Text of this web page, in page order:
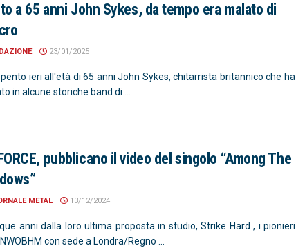
a 65 anni John Sykes, da tempo era malato di
23/01/2025
ieri all'età di 65 anni John Sykes, chitarrista britannico che ha
in alcune storiche band di ...
pubblicano il video del singolo “Among The
METAL 13/12/2024
anni dalla loro ultima proposta in studio, Strike Hard , i pionieri
con sede a Londra/Regno ...